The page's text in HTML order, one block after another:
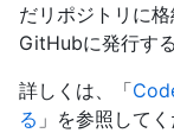
だリポジトリに
GitHubに発行す
詳しくは、「
る 」を参照してく